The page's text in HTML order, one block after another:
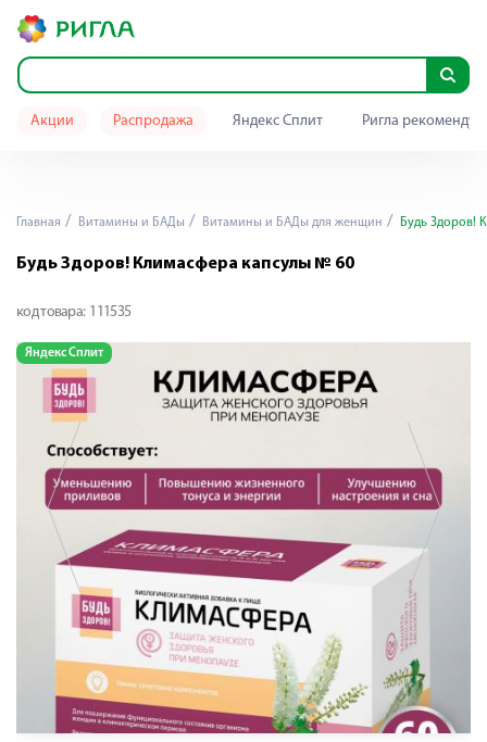
Акции Распродажа Яндекс Сплит Ригла
Главная Витамины и БАДы Витамины и БАДы для женщин Будь Здоров!
Будь Здоров! Климасфера капсулы № 60
код товара: 111535
Яндекс Сплит